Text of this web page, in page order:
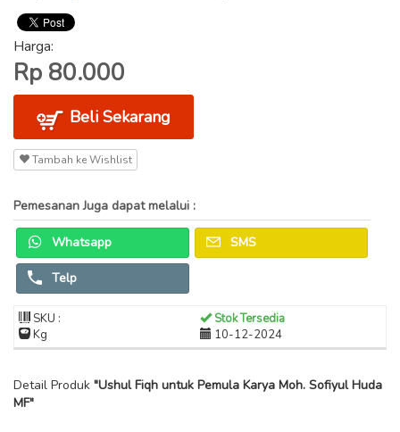
Harga:
Rp 80.000
Beli Sekarang
Tambah ke Wishlist
Pemesanan Juga dapat melalui :
Whatsapp SMS
Telp
SKU :
Stok Tersedia
Kg
10-12-2024
Detail Produk "Ushul Fiqh untuk Pemula Karya Moh. Sofiyul Huda
MF"